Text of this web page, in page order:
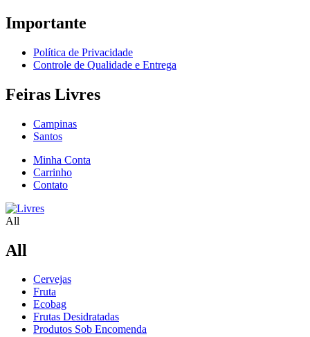
Importante
Política de Privacidade
Controle de Qualidade e Entrega
Feiras Livres
Campinas
Santos
Minha Conta
Carrinho
Contato
All
All
Cervejas
Fruta
Ecobag
Frutas Desidratadas
Produtos Sob Encomenda